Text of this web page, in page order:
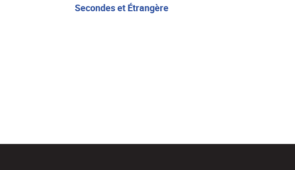
Secondes et Étrangère